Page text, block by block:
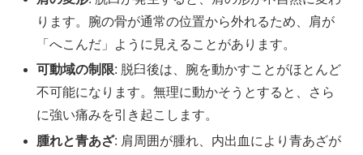
ります。腕の骨が通常の位置から外れるため、肩が
「へこんだ」ように見えることがあります。
可動域の制限: 脱臼後は、腕を動かすことがほとんど
不可能になります。無理に動かそうとすると、さら
に強い痛みを引き起こします。
腫れと青あざ: 肩周囲が腫れ、内出血により青あざが